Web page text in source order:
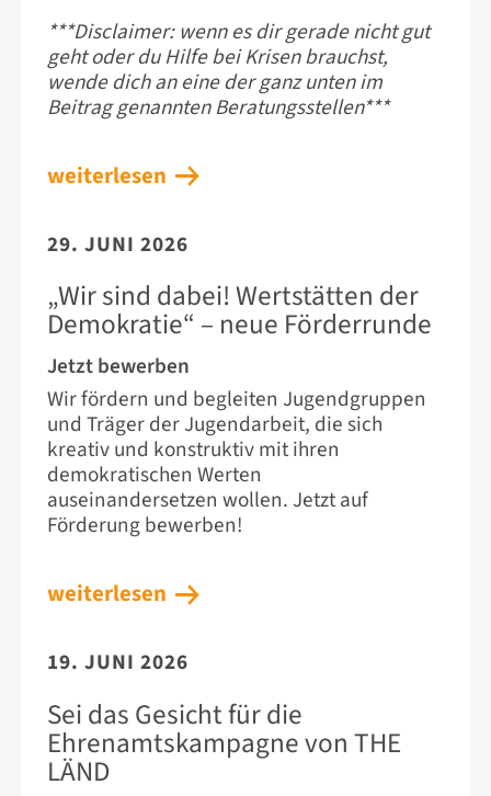
***Disclaimer: wenn es dir gerade nicht gut
geht oder du Hilfe bei Krisen brauchst,
wende dich an eine der ganz unten im
Beitrag genannten Beratungsstellen***
weiterlesen
29. JUNI 2026
„Wir sind dabei! Wertstätten der
Demokratie“ – neue Förderrunde
Jetzt bewerben
Wir fördern und begleiten Jugendgruppen
und Träger der Jugendarbeit, die sich
kreativ und konstruktiv mit ihren
demokratischen Werten
auseinandersetzen wollen. Jetzt auf
Förderung bewerben!
weiterlesen
19. JUNI 2026
Sei das Gesicht für die
Ehrenamtskampagne von THE
LÄND